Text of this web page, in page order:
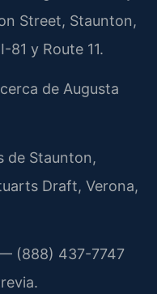
Street, Staunton,
81 y Route 11.
de Augusta
de Staunton,
Draft, Verona,
(888) 437-7747